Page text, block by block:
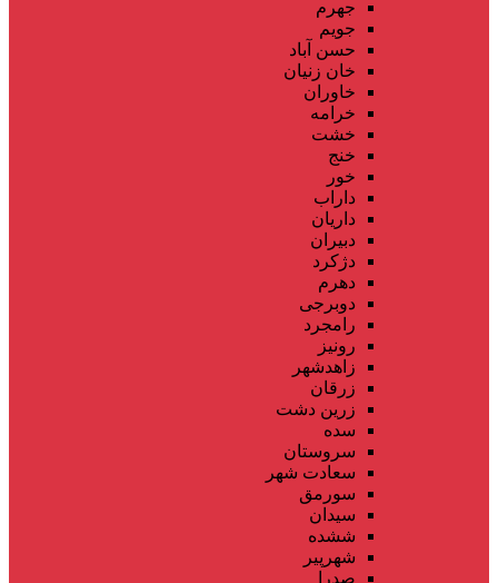
جهرم
جویم
حسن آباد
خان زنیان
خاوران
خرامه
خشت
خنج
خور
داراب
داریان
دبیران
دژکرد
دهرم
دوبرجی
رامجرد
رونیز
زاهدشهر
زرقان
زرین دشت
سده
سروستان
سعادت شهر
سورمق
سیدان
ششده
شهرپیر
صدرا